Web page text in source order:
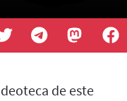
de este